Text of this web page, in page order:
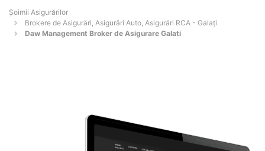
Șoimii Asigurărilor
Brokere de Asigurări, Asigurări Auto, Asigurări RCA - Galaţi
Daw Management Broker de Asigurare Galati